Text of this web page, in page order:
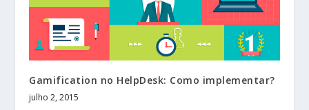
Gamification no HelpDesk: Como implementar?
julho 2, 2015